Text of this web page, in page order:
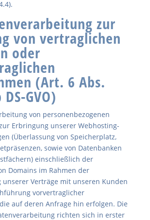
zur
von vertraglichen
oder
(Art. 6 Abs.
GVO)
von personenbezogenen
Erbringung unserer Webhosting-
(Überlassung von Speicherplatz,
sowie von Datenbanken
einschließlich der
Domains im Rahmen der
Verträge mit unseren Kunden
vorvertraglicher
auf deren Anfrage hin erfolgen. Die
richten sich in erster